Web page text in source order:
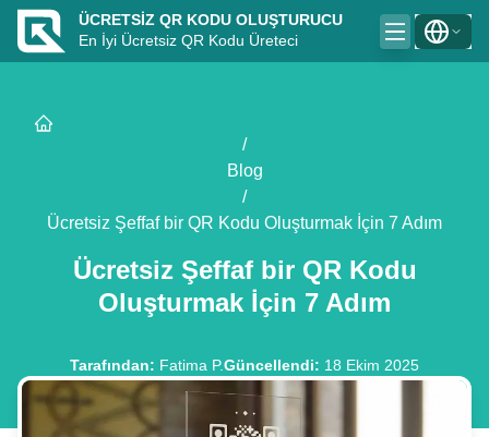
ÜCRETSIZ QR KODU OLUŞTURUCU
En İyi Ücretsiz QR Kodu Üreteci
/
Blog
/
Ücretsiz Şeffaf bir QR Kodu Oluşturmak İçin 7 Adım
Ücretsiz Şeffaf bir QR Kodu
Oluşturmak İçin 7 Adım
Tarafından: Fatima P.Güncellendi: 18 Ekim 2025